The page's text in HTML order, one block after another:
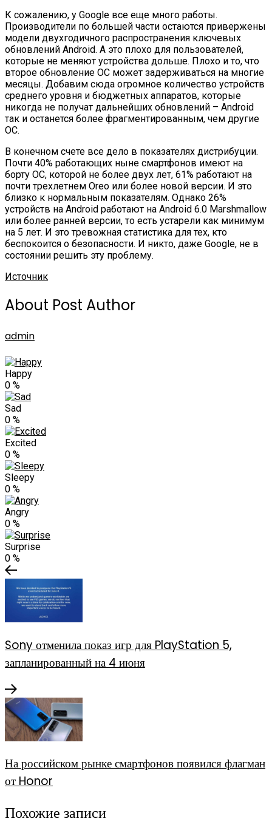
К сожалению, у Google все еще много работы.
Производители по большей части остаются привержены
модели двухгодичного распространения ключевых
обновлений Android. А это плохо для пользователей,
которые не меняют устройства дольше. Плохо и то, что
второе обновление ОС может задерживаться на многие
месяцы. Добавим сюда огромное количество устройств
среднего уровня и бюджетных аппаратов, которые
никогда не получат дальнейших обновлений – Android
так и останется более фрагментированным, чем другие
ОС.
В конечном счете все дело в показателях дистрибуции.
Почти 40% работающих ныне смартфонов имеют на
борту ОС, которой не более двух лет, 61% работают на
почти трехлетнем Oreo или более новой версии. И это
близко к нормальным показателям. Однако 26%
устройств на Android работают на Android 6.0 Marshmallow
или более ранней версии, то есть устарели как минимум
на 5 лет. И это тревожная статистика для тех, кто
беспокоится о безопасности. И никто, даже Google, не в
состоянии решить эту проблему.
Источник
About Post Author
admin
Happy
0 %
Sad
0 %
Excited
0 %
Sleepy
0 %
Angry
0 %
Surprise
0 %
Sony отменила показ игр для PlayStation 5,
запланированный на 4 июня
На российском рынке смартфонов появился флагман
от Honor
Похожие записи